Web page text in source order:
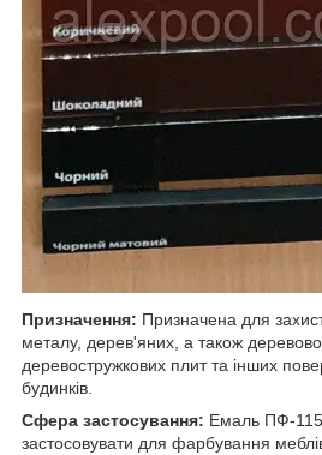
Призначення: Призначена для
металу, дерев'яних, а також
деревостружкових плит та інших
будинків.
Сфера застосування: Емаль ПФ-115
застосовувати для фарбування